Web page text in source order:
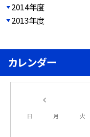
2014年度
2013年度
カレンダー
日 月 火